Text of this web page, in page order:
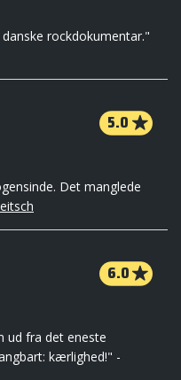
rockdokumentar."
5.0
Det manglede
6.0
ud fra det eneste
kærlighed!" -